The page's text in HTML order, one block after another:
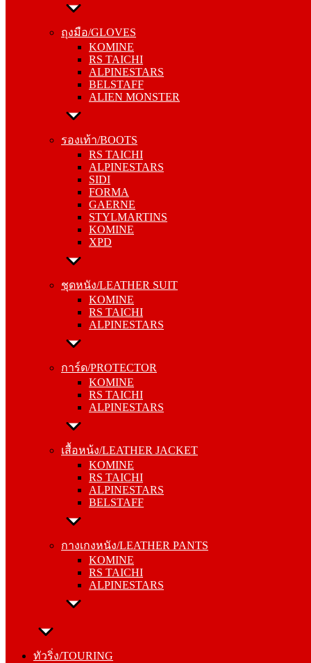
ถุงมือ/GLOVES
KOMINE
RS TAICHI
ALPINESTARS
BELSTAFF
ALIEN MONSTER
รองเท้า/BOOTS
RS TAICHI
ALPINESTARS
SIDI
FORMA
GAERNE
STYLMARTINS
KOMINE
XPD
ชุดหนัง/LEATHER SUIT
KOMINE
RS TAICHI
ALPINESTARS
การ์ด/PROTECTOR
KOMINE
RS TAICHI
ALPINESTARS
เสื้อหน้ง/LEATHER JACKET
KOMINE
RS TAICHI
ALPINESTARS
BELSTAFF
กางเกงหนัง/LEATHER PANTS
KOMINE
RS TAICHI
ALPINESTARS
ทัวริ่ง/TOURING
ถุงมือ/GLOVES
RS TAICHI
ALPINESTARS
BELSTAFF
ALIEN MONSTER
รองเท้า/BOOTS
ALPINESTARS
SIDI
FORMA
GAERNE
STYLMARTINS
KOMINE
XPD
ชุดหนัง/LEATHER SUIT
RS TAICHI
ALPINESTARS
การ์ด/PROTECTOR
RS TAICHI
ALPINESTARS
เสื้อหน้ง/LEATHER JACKET
RS TAICHI
ALPINESTARS
BELSTAFF
กางเกงหนัง/LEATHER PANTS
RS TAICHI
ALPINESTARS
ทัวริ่ง/TOURING